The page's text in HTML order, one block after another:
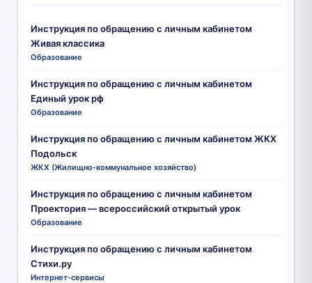
Инструкция по обращению с личным кабинетом
Живая классика
Образование
Инструкция по обращению с личным кабинетом
Единый урок рф
Образование
Инструкция по обращению с личным кабинетом ЖКХ
Подольск
ЖКХ (Жилищно-коммунальное хозяйство)
Инструкция по обращению с личным кабинетом
Проектория — всероссийский открытый урок
Образование
Инструкция по обращению с личным кабинетом
Стихи.ру
Интернет-сервисы